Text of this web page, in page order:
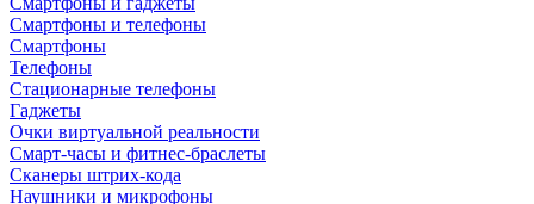
Смартфоны и телефоны
Смартфоны
Телефоны
Стационарные телефоны
Гаджеты
Очки виртуальной реальности
Смарт-часы и фитнес-браслеты
Сканеры штрих-кода
Наушники и микрофоны